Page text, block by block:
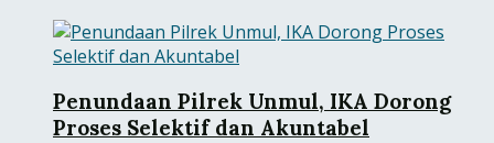
Penundaan Pilrek Unmul, IKA Dorong
Proses Selektif dan Akuntabel